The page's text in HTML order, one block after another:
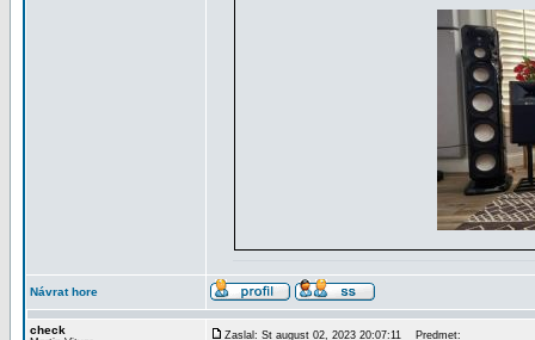
Návrat hore
check Zaslal: St august 02, 2023 20:07:11 Predmet: